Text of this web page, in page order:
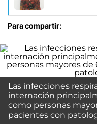
Para compartir:
Las infecciones
internación
como personas
pacientes con